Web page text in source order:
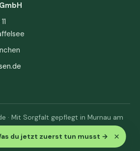
du jetzt zuerst tun musst → ×
· Mit Sorgfalt gepflegt in Murnau am
& AGB